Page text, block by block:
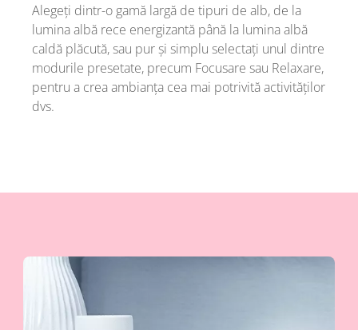
Alegeți dintr-o gamă largă de tipuri de alb, de la
lumina albă rece energizantă până la lumina albă
caldă plăcută, sau pur și simplu selectați unul dintre
modurile presetate, precum Focusare sau Relaxare,
pentru a crea ambianța cea mai potrivită activităților
dvs.